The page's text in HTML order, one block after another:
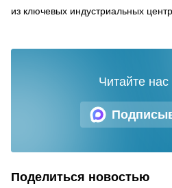
из ключевых индустриальных
Читайте
Поделиться новостью